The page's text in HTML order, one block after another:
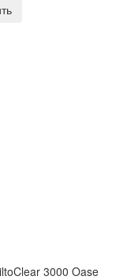
3000 Oase